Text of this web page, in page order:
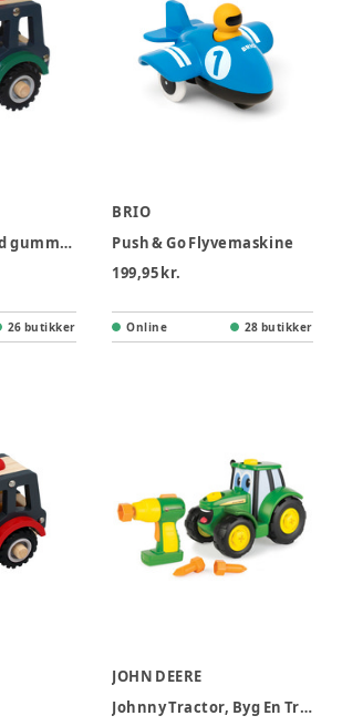
Traktor i træ med gummihjul
26 butikker
BRIO
Push & Go Flyvemaskine
199,95 kr.
Online 28 butikker
JOHN DEERE
Johnny Tractor, Byg En Traktor